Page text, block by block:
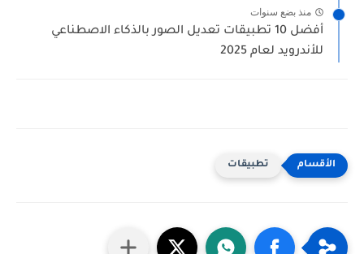
منذ بضع سنوات
أفضل 10 تطبيقات تعديل الصور بالذكاء الاصطناعي
للأندرويد لعام 2025
تطبيقات